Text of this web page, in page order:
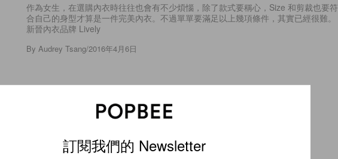
作為女生，在選購內衣時往往也會有不少煩惱，除了款式要稱心，Size 和剪裁也要符
合自己的身型才算是一件完美內衣。不過單單要滿足以上幾項條件，其實已經很難。
新晉內衣品牌 Lively
By Audrey Tsang/2016年4月6日
Fashion訂閱我們的 Newsletter